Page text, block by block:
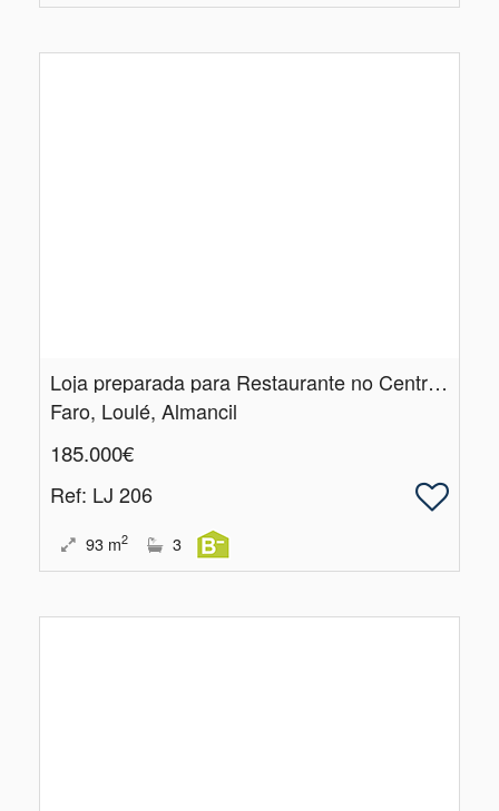
Loja preparada para Restaurante no Centro de Almancil | Loulé | Faro
Faro, Loulé, Almancil
185.000€
Ref: LJ 206
93 m2 3